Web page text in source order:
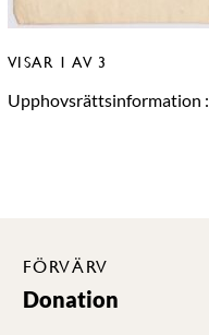
VISAR 1 AV 3
Upphovsrättsinformation :
FÖRVÄRV
Donation